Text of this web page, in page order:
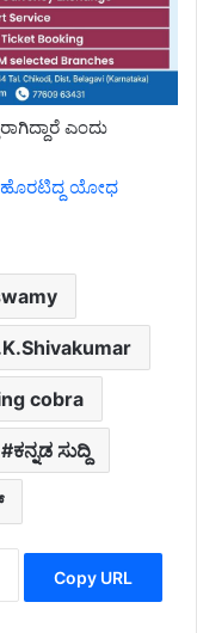
ಎಂದು
ಹೊರಟಿದ್ದ ಯೋಧ
cobra
ಕನ್ನಡ ಸುದ್ದಿ
Copy URL